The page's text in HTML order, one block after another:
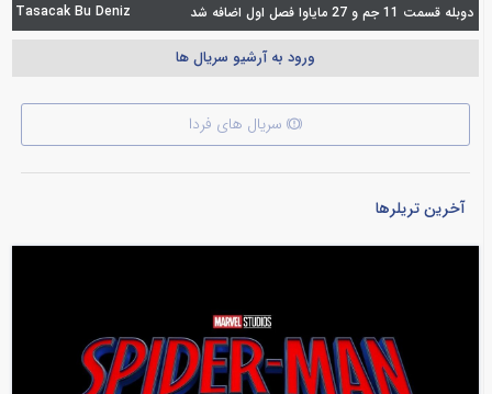
دوبله قسمت 11 جم و 27 مایاوا فصل اول اضافه شد Tasacak Bu Deniz
ورود به آرشیو سریال ها
سریال های فردا
آخرین تریلرها